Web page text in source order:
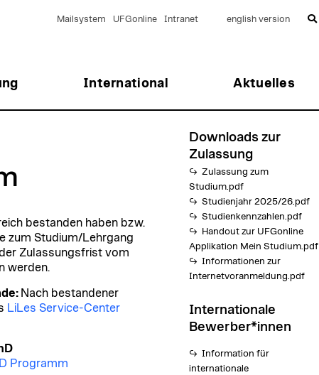
International Aktuelles
Mailsystem UFGonline Intranet english version
bestanden haben bzw.
zum Studium/Lehrgang
Zulassungsfrist vom
werden.
Nach bestandener
LiLes Service-Center
Programm
Downloads zur
Zulassung
Zulassung zum
Studium.pdf
Studienjahr 2025/26.pdf
Studienkennzahlen.pdf
Handout zur UFGonline
Applikation Mein Studium.pdf
Informationen zur
Internetvoranmeldung.pdf
Internationale
Bewerber*innen
Information für
internationale